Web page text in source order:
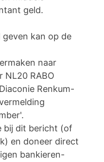
geld.
kan op de
naar
NL20 RABO
Renkum-
bij dit bericht (of
en doneer direct
bankieren-